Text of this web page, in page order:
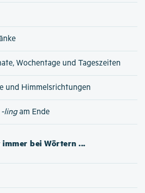
Wochentage und Tageszeiten
und Himmelsrichtungen
-lingam Ende
bei Wörtern ...